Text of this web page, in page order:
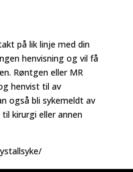
på lik linje med din
henvisning og vil få
Røntgen eller MR
henvist til av
også bli sykemeldt av
kirurgi eller annen